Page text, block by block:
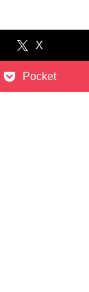
X
Pocket